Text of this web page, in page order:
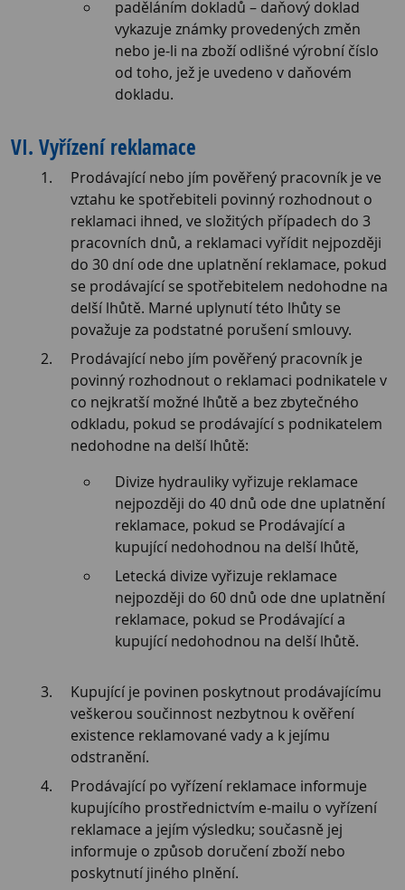
paděláním dokladů – daňový doklad
vykazuje známky provedených změn
nebo je-li na zboží odlišné výrobní číslo
od toho, jež je uvedeno v daňovém
dokladu.
VI. Vyřízení reklamace
Prodávající nebo jím pověřený pracovník je ve
vztahu ke spotřebiteli povinný rozhodnout o
reklamaci ihned, ve složitých případech do 3
pracovních dnů, a reklamaci vyřídit nejpozději
do 30 dní ode dne uplatnění reklamace, pokud
se prodávající se spotřebitelem nedohodne na
delší lhůtě. Marné uplynutí této lhůty se
považuje za podstatné porušení smlouvy.
Prodávající nebo jím pověřený pracovník je
povinný rozhodnout o reklamaci podnikatele v
co nejkratší možné lhůtě a bez zbytečného
odkladu, pokud se prodávající s podnikatelem
nedohodne na delší lhůtě:
Divize hydrauliky vyřizuje reklamace
nejpozději do 40 dnů ode dne uplatnění
reklamace, pokud se Prodávající a
kupující nedohodnou na delší lhůtě,
Letecká divize vyřizuje reklamace
nejpozději do 60 dnů ode dne uplatnění
reklamace, pokud se Prodávající a
kupující nedohodnou na delší lhůtě.
Kupující je povinen poskytnout prodávajícímu
veškerou součinnost nezbytnou k ověření
existence reklamované vady a k jejímu
odstranění.
Prodávající po vyřízení reklamace informuje
kupujícího prostřednictvím e-mailu o vyřízení
reklamace a jejím výsledku; současně jej
informuje o způsob doručení zboží nebo
poskytnutí jiného plnění.